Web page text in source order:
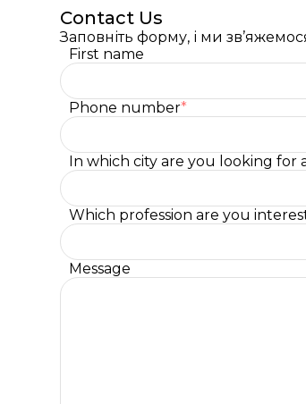
Contact Us
Заповніть форму, і ми
First name
Phone number*
In which city are you looking for
Which profession are you
Message